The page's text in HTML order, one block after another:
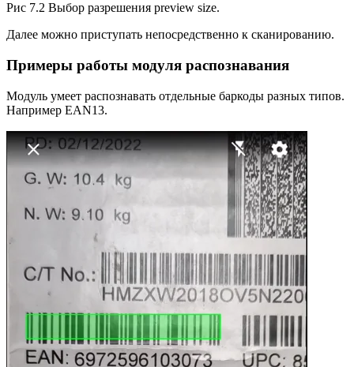
Рис 7.2 Выбор разрешения preview size.
Далее можно приступать непосредственно к сканированию.
Примеры работы модуля распознавания
Модуль умеет распознавать отдельные баркоды разных типов.
Например EAN13.